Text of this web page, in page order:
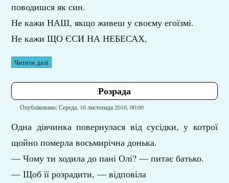
поводишся як син.
Не кажи НАШ, якщо живеш у своєму егоїзмі.
Не кажи ЩО ЄСИ НА НЕБЕСАХ,
Читати далі
Розрада
Опубліковано: Середа, 10 листопада 2010, 00:00
Одна дівчинка повернулася від сусідки, у котрої
щойно померла восьмирічна донька.
— Чому ти ходила до пані Олі? — питає батько.
— Щоб її розрадити, — відповіла